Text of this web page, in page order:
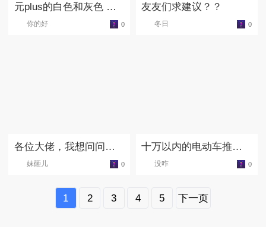
元plus的白色和灰色 哪
个好看啊
你的好 0
友友们求建议？？
冬日 0
各位大佬，我想问问这
俩车该咋选择？
妹砸儿 0
十万以内的电动车推
荐？没咋 0
1 2 3 4 5 下一页